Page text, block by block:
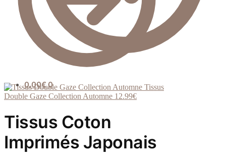
0.00€ 0
Tissus
Double Gaze Collection Automne 12.99€
Tissus Coton
Imprimés Japonais